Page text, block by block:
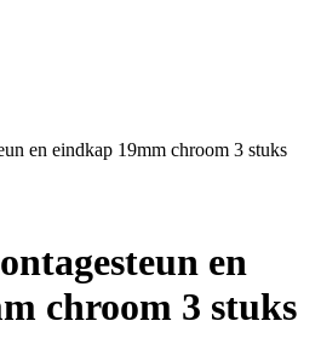
en eindkap 19mm chroom 3 stuks
en
chroom 3 stuks